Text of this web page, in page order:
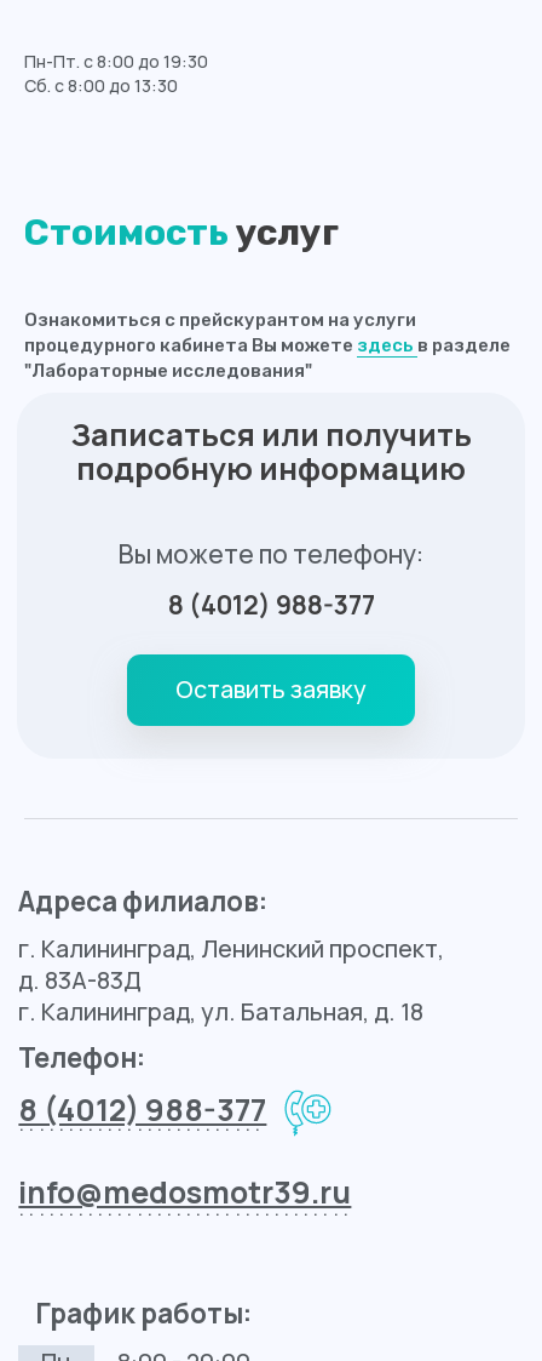
Пн-Пт. с 8:00 до 19:30
Сб. с 8:00 до 13:30
Стоимостьуслуг
Ознакомиться с прейскурантом на услуги
процедурного кабинета Вы можете здесь в разделе
"Лабораторные исследования"
д. 83А-83Д
г. Калининград, ул. Батальная, д. 18
.........................
8 (4012) 988-377
График работы:
8:00 - 20:00
8:00 - 20:00
8:00 - 20:00
выходной
8:00 - 14:00
info@medosmotr39.ru